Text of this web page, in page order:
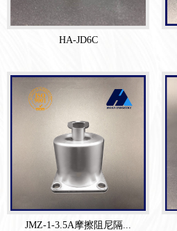
HA-JD6C
JMZ-1-3.5A摩擦阻尼隔...